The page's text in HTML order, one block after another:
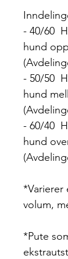
- 40/60
hund
- 50/50
hund
- 60/40
hund
*Varierer
volum,
*Pute